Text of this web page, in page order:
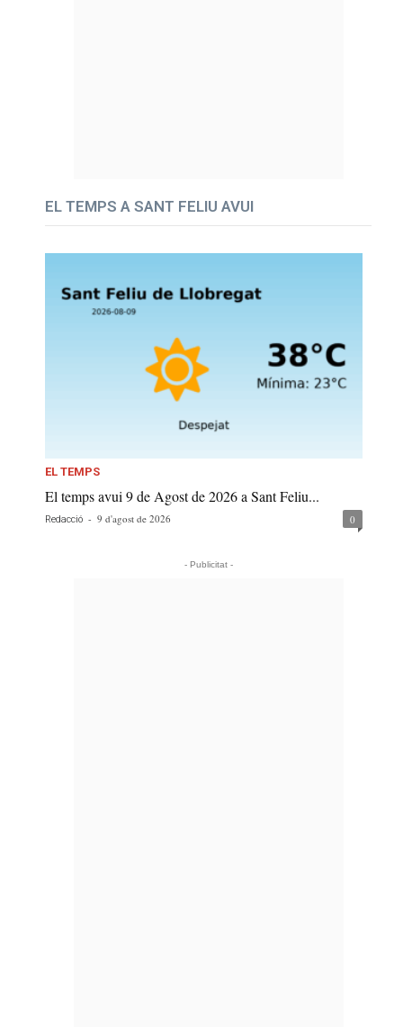
EL TEMPS A SANT FELIU AVUI
EL TEMPS
El temps avui 9 de Agost de 2026 a Sant Feliu...
Redacció - 9 d'agost de 2026 0
- Publicitat -